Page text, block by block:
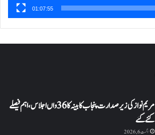
01:07:55
مریم نواز کی زیر صدارت پنجاب کابینہ کا 36واں اجلاس،اہم فیصلے
کئے گئے
اگست 6, 2026